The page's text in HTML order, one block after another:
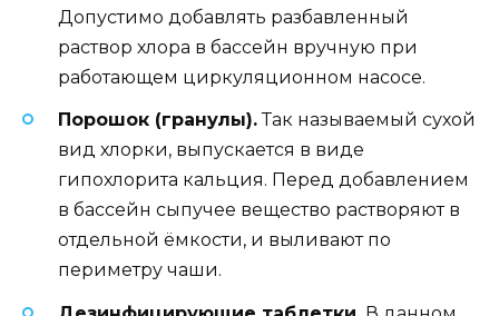
Допустимо добавлять разбавленный
раствор хлора в бассейн вручную при
работающем циркуляционном насосе.
Порошок (гранулы).Так называемый сухой
вид хлорки, выпускается в виде
гипохлорита кальция. Перед добавлением
в бассейн сыпучее вещество растворяют в
отдельной ёмкости, и выливают по
периметру чаши.